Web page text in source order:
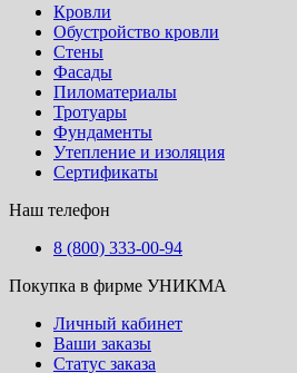
Кровли
Обустройство кровли
Стены
Фасады
Пиломатериалы
Тротуары
Фундаменты
Утепление и изоляция
Сертификаты
Наш телефон
8 (800) 333-00-94
Покупка в фирме УНИКМА
Личный кабинет
Ваши заказы
Статус заказа